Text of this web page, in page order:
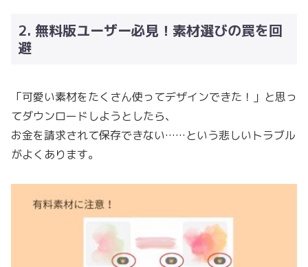
2. 無料版ユーザー必見！素材選びの罠を回
避
「可愛い素材をたくさん使ってデザインできた！」と思っ
てダウンロードしようとしたら、
お金を請求されて保存できない……という悲しいトラブル
がよくあります。